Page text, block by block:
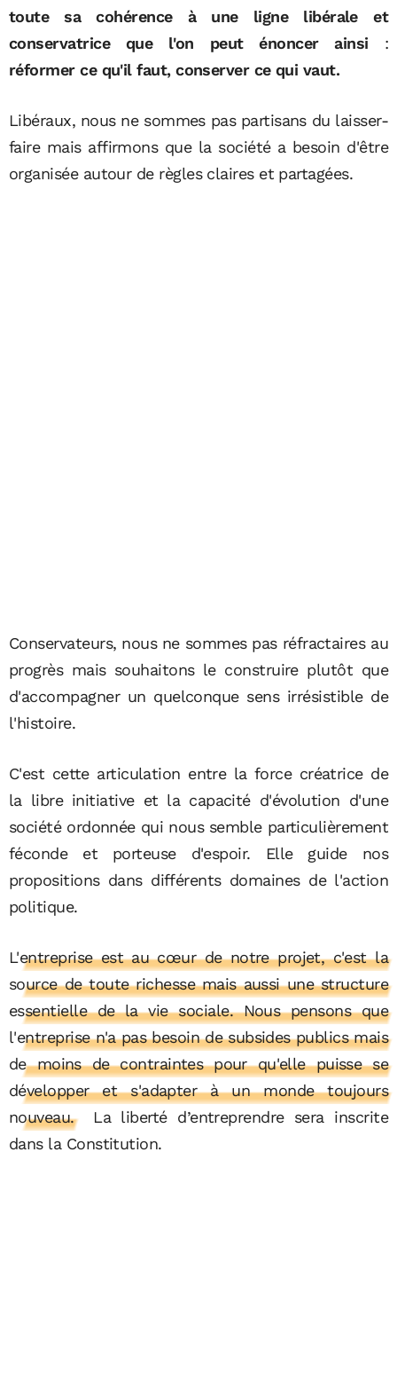
toute sa cohérence à une ligne libérale et
conservatrice que l'on peut énoncer ainsi :
réformer ce qu'il faut, conserver ce qui vaut.
Libéraux, nous ne sommes pas partisans du laisser-
faire mais affirmons que la société a besoin d'être
organisée autour de règles claires et partagées.
Conservateurs, nous ne sommes pas réfractaires au
progrès mais souhaitons le construire plutôt que
d'accompagner un quelconque sens irrésistible de
l'histoire.
C'est cette articulation entre la force créatrice de
la libre initiative et la capacité d'évolution d'une
société ordonnée qui nous semble particulièrement
féconde et porteuse d'espoir. Elle guide nos
propositions dans différents domaines de l'action
politique.
L'entreprise est au cœur de notre projet, c'est la
source de toute richesse mais aussi une structure
essentielle de la vie sociale. Nous pensons que
l'entreprise n'a pas besoin de subsides publics mais
de moins de contraintes pour qu'elle puisse se
développer et s'adapter à un monde toujours
nouveau.
La liberté d’entreprendre sera inscrite
dans la Constitution.